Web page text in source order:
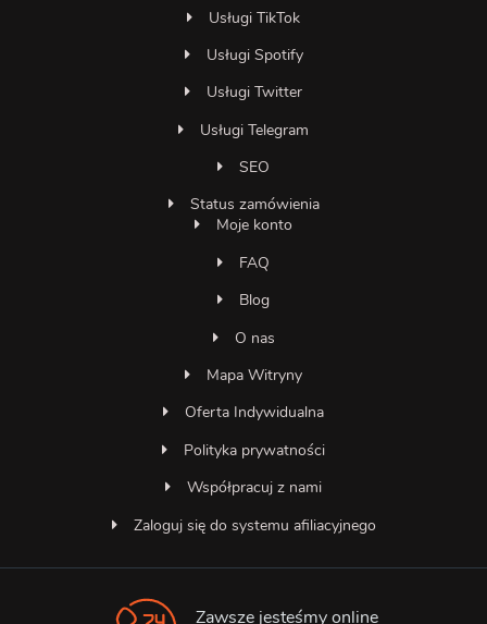
Asystent SocialMedia
Usługi TikTok
Usługi Spotify
Usługi Twitter
Usługi Telegram
SEO
Status zamówienia
Moje konto
FAQ
Blog
O nas
Mapa Witryny
Oferta Indywidualna
Polityka prywatności
Współpracuj z nami
Zaloguj się do systemu afiliacyjnego
Zawsze jesteśmy online